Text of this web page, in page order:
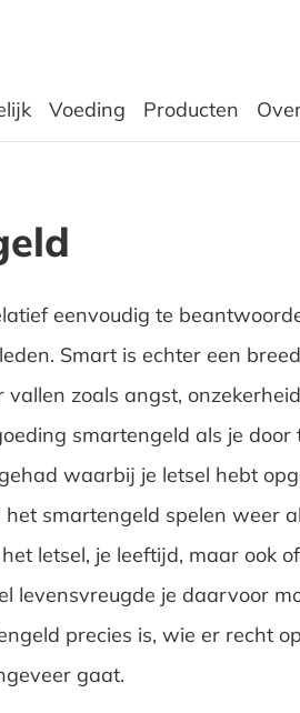
Voeding Producten
eenvoudig te
Smart is echter een
zoals angst,
smartengeld als je door
waarbij je letsel hebt
smartengeld spelen weer
letsel, je leeftijd, maar ook
levensvreugde je daarvoor
precies is, wie er recht
gaat.